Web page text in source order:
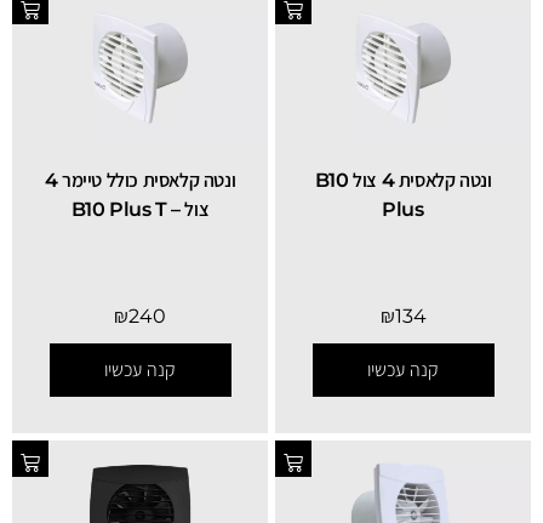
ונטה קלאסית 4 צול B10
Plus
₪134
קנה עכשיו
ונטה קלאסית כולל טיימר 4
צול – B10 Plus T
₪240
קנה עכשיו